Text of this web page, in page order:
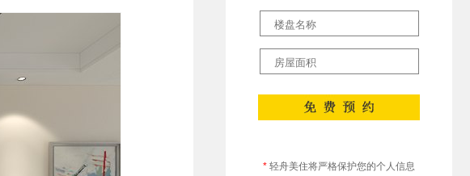
* 轻舟美住将严格保护您的个人信息